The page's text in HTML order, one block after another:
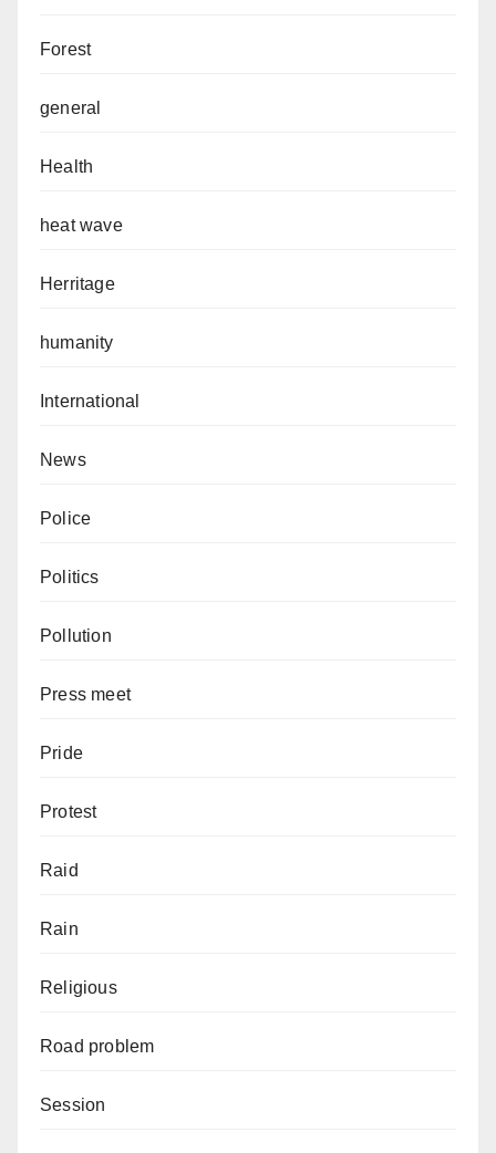
Forest
general
Health
heat wave
Herritage
humanity
International
News
Police
Politics
Pollution
Press meet
Pride
Protest
Raid
Rain
Religious
Road problem
Session